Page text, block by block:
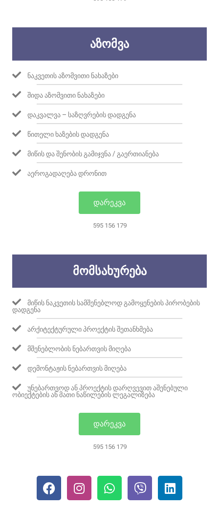
ᲐᲖᲝᲛᲕᲐ
ᲜᲐᲙᲕᲔᲗᲘᲡ ᲐᲖᲝᲛᲕᲘᲗᲘ ᲜᲐᲮᲐᲖᲔᲑᲘ
ᲨᲘᲓᲐ ᲐᲖᲝᲛᲕᲘᲗᲘ ᲜᲐᲮᲐᲖᲔᲑᲘ
ᲓᲐᲙᲕᲐᲚᲕᲐ – ᲡᲐᲖᲦᲕᲠᲔᲑᲘᲡ ᲓᲐᲓᲒᲔᲜᲐ
ᲬᲘᲗᲔᲚᲘ ᲮᲐᲖᲔᲑᲘᲡ ᲓᲐᲓᲒᲔᲜᲐ
ᲛᲘᲬᲘᲡ ᲓᲐ ᲨᲔᲜᲝᲑᲘᲡ ᲒᲐᲛᲘᲯᲕᲜᲐ / ᲒᲐᲔᲠᲗᲘᲐᲜᲔᲑᲐ
ᲐᲔᲠᲝᲒᲐᲓᲐᲦᲔᲑᲐ ᲓᲠᲝᲜᲘᲗ
ᲓᲐᲠᲔᲙᲕᲐ
595 156 179
ᲛᲝᲛᲡᲐᲮᲣᲠᲔᲑᲐ
ᲛᲘᲬᲘᲡ ᲜᲐᲙᲕᲔᲗᲘᲡ ᲡᲐᲛᲨᲔᲜᲔᲑᲚᲝᲓ ᲒᲐᲛᲝᲧᲔᲜᲔᲑᲘᲡ ᲞᲘᲠᲝᲑᲔᲑᲘᲡ
ᲓᲐᲓᲒᲔᲜᲐ
ᲐᲠᲥᲘᲢᲔᲥᲢᲣᲠᲣᲚᲘ ᲞᲠᲝᲔᲥᲢᲘᲡ ᲨᲔᲗᲐᲜᲮᲛᲔᲑᲐ
ᲛᲨᲔᲜᲔᲑᲚᲝᲑᲘᲡ ᲜᲔᲑᲐᲠᲗᲕᲘᲡ ᲛᲘᲦᲔᲑᲐ
ᲓᲔᲛᲝᲜᲢᲐᲟᲘᲡ ᲜᲔᲑᲐᲠᲗᲕᲘᲡ ᲛᲘᲦᲔᲑᲐ
ᲣᲜᲔᲑᲐᲠᲗᲕᲝᲓ ᲐᲜ ᲞᲠᲝᲔᲥᲢᲘᲡ ᲓᲐᲠᲦᲕᲔᲕᲘᲗ ᲐᲨᲔᲜᲔᲑᲣᲚᲘ
ᲝᲑᲘᲔᲥᲢᲔᲑᲘᲡ ᲐᲜ ᲛᲐᲗᲘ ᲜᲐᲬᲘᲚᲔᲑᲘᲡ ᲚᲔᲒᲐᲚᲘᲖᲔᲑᲐ
ᲓᲐᲠᲔᲙᲕᲐ
595 156 179